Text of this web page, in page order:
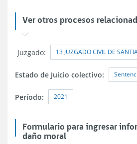
Ver otros procesos
Juzgado: 13 JUZGADO CIVIL DE
Estado de Juicio colectivo:
Período: 2021
Formulario para ingresar
daño moral